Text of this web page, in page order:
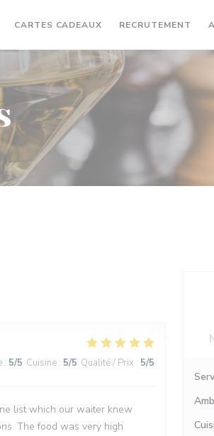
CARTES CADEAUX ((OUVRE UNE
RECRUTEMENT
: 5/5 Cuisine : 5/5 Qualité / Prix : 5/5
list which our waiter knew
The food was very high